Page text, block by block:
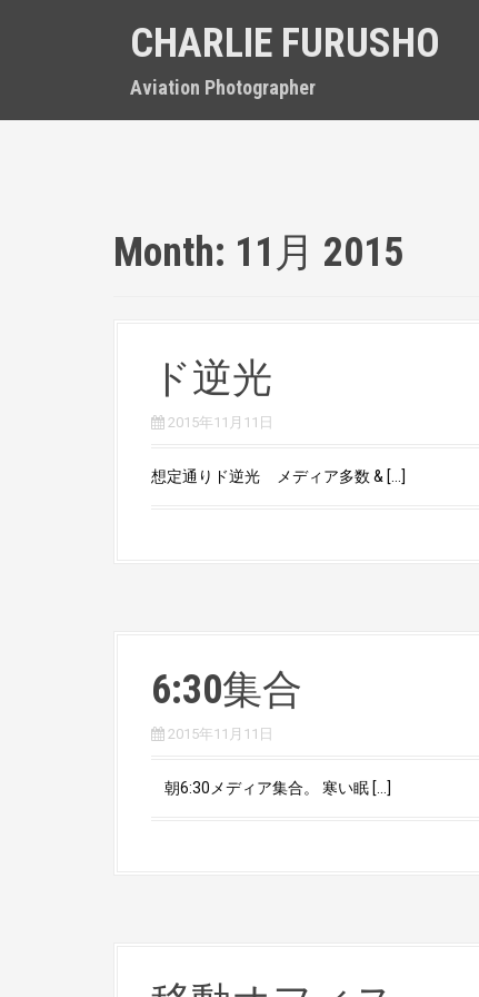
CHARLIE FURUSHO
Aviation Photographer
Month: 11月 2015
ド逆光
2015年11月11日
想定通りド逆光 メディア多数 & […]
6:30集合
2015年11月11日
朝6:30メディア集合。 寒い眠 […]